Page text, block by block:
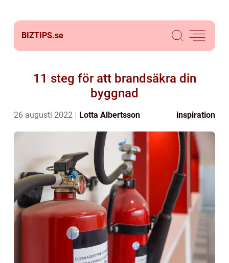
BIZTIPS.se
11 steg för att brandsäkra din
byggnad
26 augusti 2022 Lotta Albertsson inspiration